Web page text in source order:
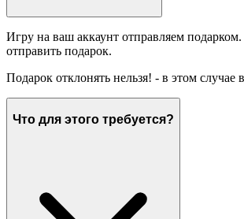
Игру на ваш аккаунт отправляем
отправить подарок.
Подарок отклонять нельзя! - в этом случае
Что для этого требуется?